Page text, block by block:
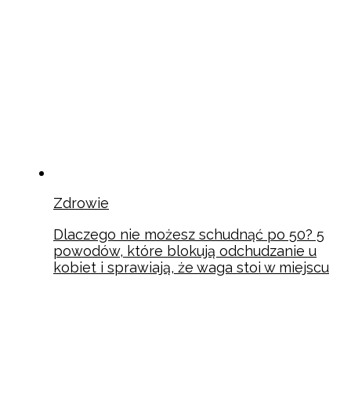
Zdrowie
Dlaczego nie możesz schudnąć po 50? 5
powodów, które blokują odchudzanie u
kobiet i sprawiają, że waga stoi w miejscu